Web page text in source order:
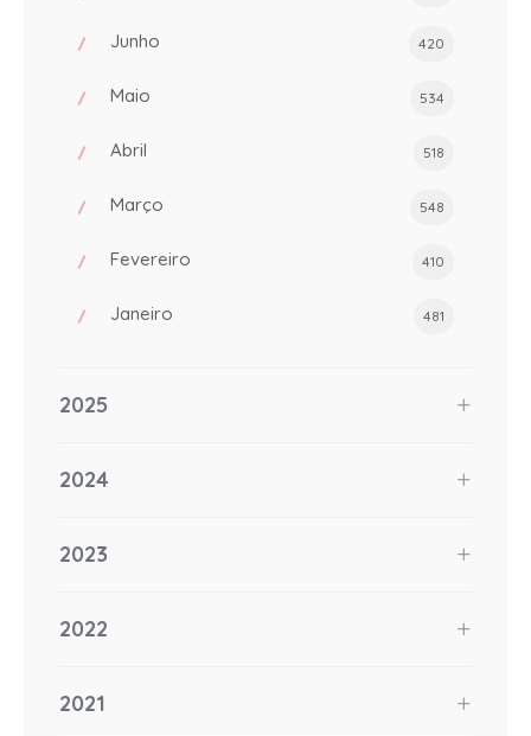
Junho 420
Maio 534
Abril 518
Março 548
Fevereiro 410
Janeiro 481
2025
2024
2023
2022
2021